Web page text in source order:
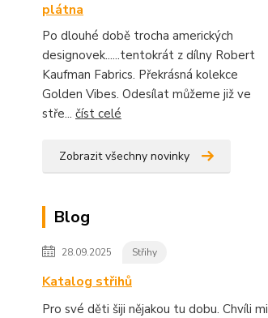
plátna
Po dlouhé době trocha amerických
designovek......tentokrát z dílny Robert
Kaufman Fabrics. Překrásná kolekce
Golden Vibes. Odesílat můžeme již ve
stře... číst celé
Zobrazit všechny novinky
Blog
28.09.2025 Střihy
Katalog střihů
Pro své děti šiji nějakou tu dobu. Chvíli mi